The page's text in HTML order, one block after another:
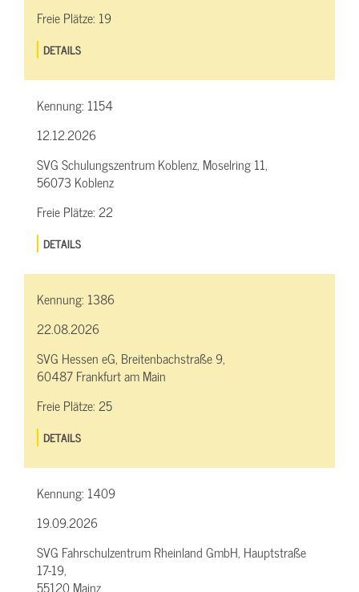
Freie Plätze: 19
DETAILS
Kennung: 1154
12.12.2026
SVG Schulungszentrum Koblenz, Moselring 11,
56073 Koblenz
Freie Plätze:22
DETAILS
Kennung: 1386
22.08.2026
SVG Hessen eG, Breitenbachstraße 9,
60487 Frankfurt am Main
Freie Plätze:25
DETAILS
Kennung: 1409
19.09.2026
SVG Fahrschulzentrum Rheinland GmbH, Hauptstraße
17-19,
55120 Mainz